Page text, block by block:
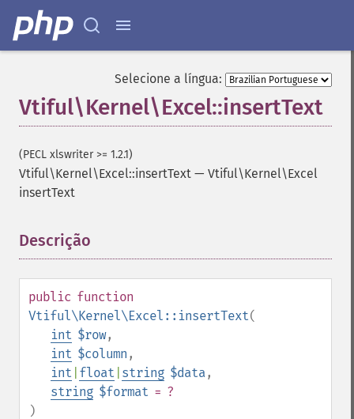
Selecione a língua:
Vtiful\Kernel\Excel::insertText
(PECL xlswriter >= 1.2.1)
Vtiful\Kernel\Excel::insertText — Vtiful\Kernel\Excel
insertText
Descrição
public function
Vtiful\Kernel\Excel::insertText(
int $row,
int $column ,
int float string $data,
string $format = ?
)